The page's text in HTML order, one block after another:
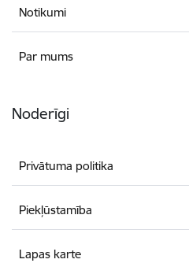
Notikumi
Par mums
Noderīgi
Privātuma politika
Piekļūstamība
Lapas karte